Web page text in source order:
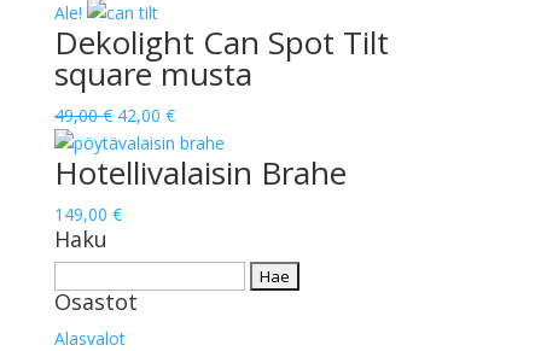
Ale!
Dekolight Can Spot Tilt
square musta
49,00€ Alkuperäinen
hinta
oli:
42,00 €Nykyinen
hinta
on:
Hotellivalaisin Brahe
149,00 €
Haku
Osastot
Alasvalot